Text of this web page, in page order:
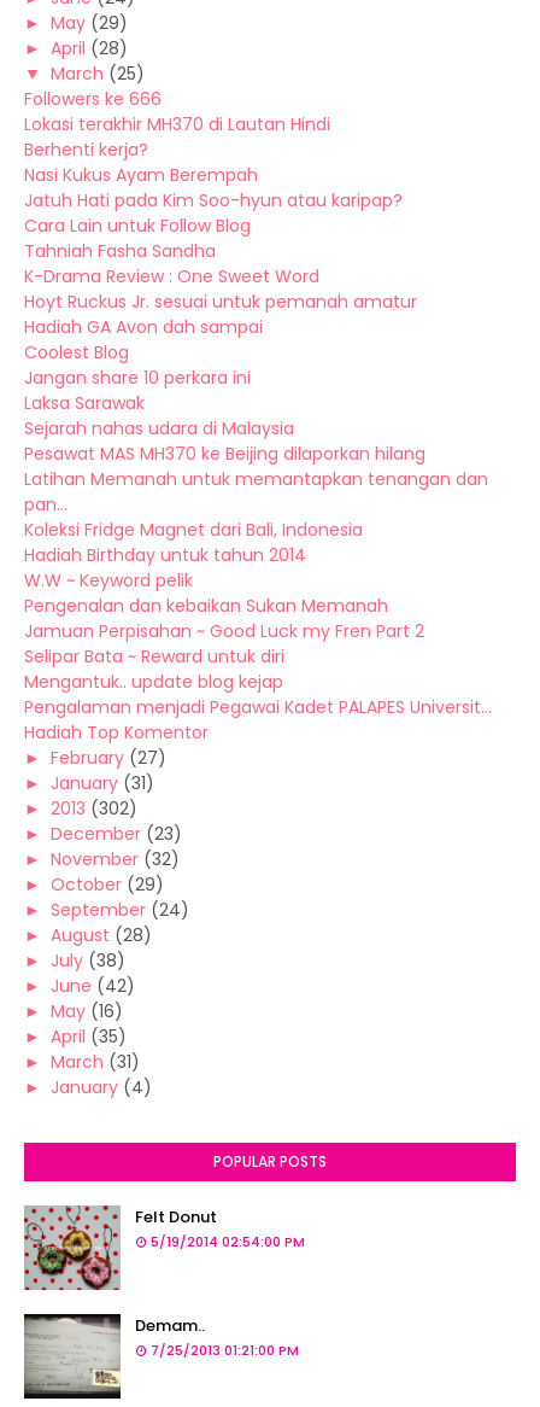
► May (29)
► April (28)
▼ March (25)
Followers ke 666
Lokasi terakhir MH370 di Lautan Hindi
Berhenti kerja?
Nasi Kukus Ayam Berempah
Jatuh Hati pada Kim Soo-hyun atau karipap?
Cara Lain untuk Follow Blog
Tahniah Fasha Sandha
K-Drama Review : One Sweet Word
Hoyt Ruckus Jr. sesuai untuk pemanah amatur
Hadiah GA Avon dah sampai
Coolest Blog
Jangan share 10 perkara ini
Laksa Sarawak
Sejarah nahas udara di Malaysia
Pesawat MAS MH370 ke Beijing dilaporkan hilang
Latihan Memanah untuk memantapkan tenangan dan
pan...
Koleksi Fridge Magnet dari Bali, Indonesia
Hadiah Birthday untuk tahun 2014
W.W ~ Keyword pelik
Pengenalan dan kebaikan Sukan Memanah
Jamuan Perpisahan ~ Good Luck my Fren Part 2
Selipar Bata ~ Reward untuk diri
Mengantuk.. update blog kejap
Pengalaman menjadi Pegawai Kadet PALAPES Universit...
Hadiah Top Komentor
► February (27)
► January (31)
► 2013 (302)
► December (23)
► November (32)
► October (29)
► September (24)
► August (28)
► July (38)
► June (42)
► May (16)
► April (35)
► March (31)
► January (4)
POPULAR POSTS
Felt Donut
5/19/2014 02:54:00 PM
Demam..
7/25/2013 01:21:00 PM